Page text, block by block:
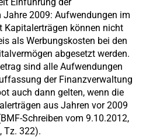
Jahre 2009: Aufwendungen im
können nicht
als Werbungskosten bei den
abgesetzt werden.
sind alle Aufwendungen
der Finanzverwaltung
auch dann gelten, wenn die
aus Jahren vor 2009
Schreiben vom 9.10.2012,
Tz. 322).